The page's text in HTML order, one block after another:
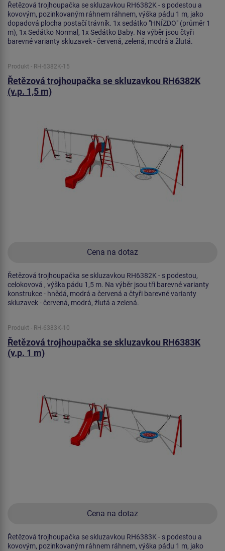
Řetězová trojhoupačka se skluzavkou RH6382K - s podestou a
kovovým, pozinkovaným ráhnem ráhnem, výška pádu 1 m, jako
dopadová plocha postačí trávník. 1x sedátko "HNÍZDO" (průměr 1
m), 1x Sedátko Normal, 1x Sedátko Baby. Na výběr jsou čtyři
barevné varianty skluzavek - červená, zelená, modrá a žlutá.
Produkt - RH-6382K-15
Řetězová trojhoupačka se skluzavkou RH6382K
(v.p. 1,5 m)
Cena na dotaz
Řetězová trojhoupačka se skluzavkou RH6382K - s podestou,
celokovová , výška pádu 1,5 m. Na výběr jsou tři barevné varianty
konstrukce - hnědá, modrá a červená a čtyři barevné varianty
skluzavek - červená, modrá, žlutá a zelená.
Produkt - RH-6383K-10
Řetězová trojhoupačka se skluzavkou RH6383K
(v.p. 1 m)
Cena na dotaz
Řetězová trojhoupačka se skluzavkou RH6383K - s podestou a
kovovým, pozinkovaným ráhnem ráhnem, výška pádu 1 m, jako